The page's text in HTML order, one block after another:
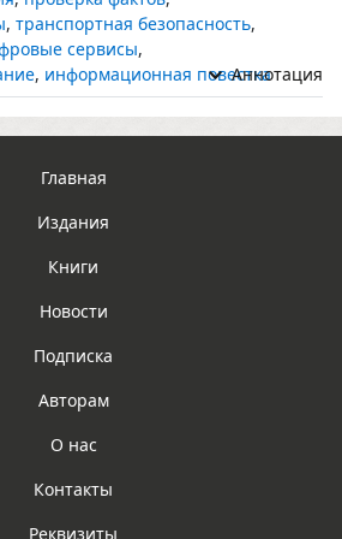
, транспортная безопасность,
сервисы,
, информационная повесткаАннотация
Главная
Издания
Книги
Новости
Подписка
Авторам
О нас
Контакты
Реквизиты